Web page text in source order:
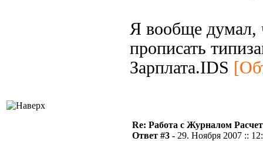
Я вообще думал,
прописать
Зарплата.IDS
Re: Работа с Журналом
Ответ #3 - 29. Ноября 2007 ::